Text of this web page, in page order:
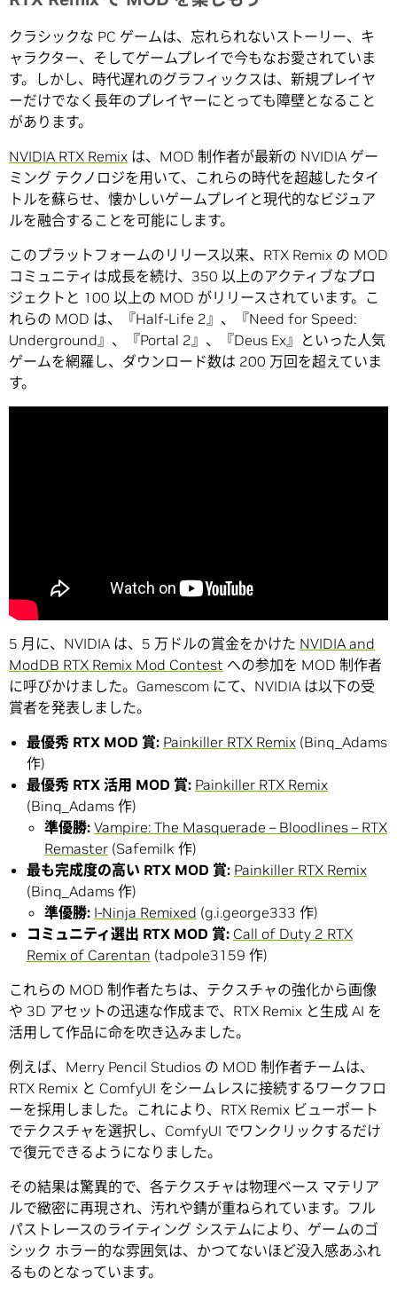
クラシックな PC ゲームは、忘れられないストーリー、キ
ャラクター、そしてゲームプレイで今もなお愛されていま
す。しかし、時代遅れのグラフィックスは、新規プレイヤ
ーだけでなく長年のプレイヤーにとっても障壁となること
があります。
NVIDIA RTX Remix は、MOD 制作者が最新の NVIDIA ゲー
ミング テクノロジを用いて、これらの時代を超越したタイ
トルを蘇らせ、懐かしいゲームプレイと現代的なビジュア
ルを融合することを可能にします。
このプラットフォームのリリース以来、RTX Remix の MOD
コミュニティは成長を続け、350 以上のアクティブなプロ
ジェクトと 100 以上の MOD がリリースされています。こ
れらの MOD は、『Half-Life 2』、『Need for Speed:
Underground』、『Portal 2』、『Deus Ex』といった人気
ゲームを網羅し、ダウンロード数は 200 万回を超えていま
す。
5 月に、NVIDIA は、5 万ドルの賞金をかけた NVIDIA and
ModDB RTX Remix Mod Contest への参加を MOD 制作者
に呼びかけました。Gamescom にて、NVIDIA は以下の受
賞者を発表しました。
最優秀 RTX MOD 賞: Painkiller RTX Remix (Binq_Adams
作)
最優秀 RTX 活用 MOD 賞: Painkiller RTX Remix
(Binq_Adams 作)
準優勝: Vampire: The Masquerade – Bloodlines – RTX
Remaster (Safemilk 作)
最も完成度の高い RTX MOD 賞: Painkiller RTX Remix
(Binq_Adams 作)
準優勝: I-Ninja Remixed (g.i.george333 作)
コミュニティ選出 RTX MOD 賞: Call of Duty 2 RTX
Remix of Carentan (tadpole3159 作)
これらの MOD 制作者たちは、テクスチャの強化から画像
や 3D アセットの迅速な作成まで、RTX Remix と生成 AI を
活用して作品に命を吹き込みました。
例えば、Merry Pencil Studios の MOD 制作者チームは、
RTX Remix と ComfyUI をシームレスに接続するワークフロ
ーを採用しました。これにより、RTX Remix ビューポート
でテクスチャを選択し、ComfyUI でワンクリックするだけ
で復元できるようになりました。
その結果は驚異的で、各テクスチャは物理ベース マテリア
ルで緻密に再現され、汚れや錆が重ねられています。フル
パストレースのライティング システムにより、ゲームのゴ
シック ホラー的な雰囲気は、かつてないほど没入感あふれ
るものとなっています。